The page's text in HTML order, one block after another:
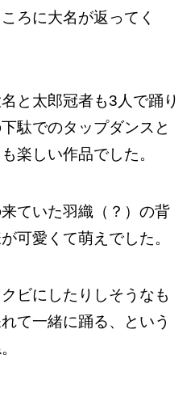
ろに大名が返ってく
と太郎冠者も3人で踊り
駄でのタップダンスと
楽しい作品でした。
ていた羽織（？）の背
可愛くて萌えでした。
ビにしたりしそうなも
て一緒に踊る、という